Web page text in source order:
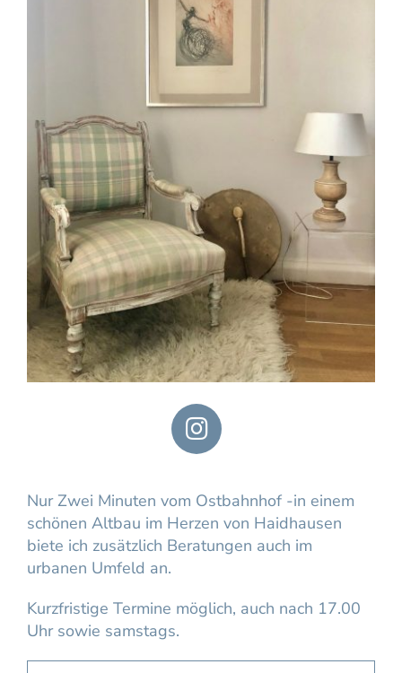
Nur Zwei Minuten vom Ostbahnhof -in einem
schönen Altbau im Herzen von Haidhausen
biete ich zusätzlich Beratungen auch im
urbanen Umfeld an.
Kurzfristige Termine möglich, auch nach 17.00
Uhr sowie samstags.